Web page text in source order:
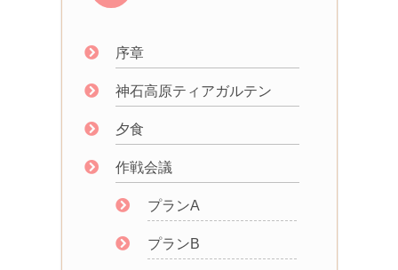
序章
神石高原ティアガルテン
夕食
作戦会議
プランA
プランB